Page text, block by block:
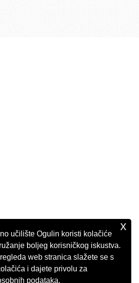
učilište Ogulin koristi kolačiće
boljeg korisničkog iskustva.
web stranica slažete se s
i dajete privolu za
podataka.
x